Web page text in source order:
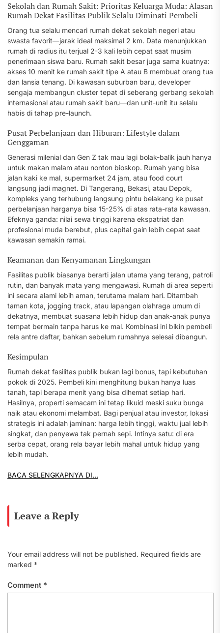
Sekolah dan Rumah Sakit: Prioritas Keluarga Muda: Alasan
Rumah Dekat Fasilitas Publik Selalu Diminati Pembeli
Orang tua selalu mencari rumah dekat sekolah negeri atau
swasta favorit—jarak ideal maksimal 2 km. Data menunjukkan
rumah di radius itu terjual 2-3 kali lebih cepat saat musim
penerimaan siswa baru. Rumah sakit besar juga sama kuatnya:
akses 10 menit ke rumah sakit tipe A atau B membuat orang tua
dan lansia tenang. Di kawasan suburban baru, developer
sengaja membangun cluster tepat di seberang gerbang sekolah
internasional atau rumah sakit baru—dan unit-unit itu selalu
habis di tahap pre-launch.
Pusat Perbelanjaan dan Hiburan: Lifestyle dalam
Genggaman
Generasi milenial dan Gen Z tak mau lagi bolak-balik jauh hanya
untuk makan malam atau nonton bioskop. Rumah yang bisa
jalan kaki ke mal, supermarket 24 jam, atau food court
langsung jadi magnet. Di Tangerang, Bekasi, atau Depok,
kompleks yang terhubung langsung pintu belakang ke pusat
perbelanjaan harganya bisa 15-25% di atas rata-rata kawasan.
Efeknya ganda: nilai sewa tinggi karena ekspatriat dan
profesional muda berebut, plus capital gain lebih cepat saat
kawasan semakin ramai.
Keamanan dan Kenyamanan Lingkungan
Fasilitas publik biasanya berarti jalan utama yang terang, patroli
rutin, dan banyak mata yang mengawasi. Rumah di area seperti
ini secara alami lebih aman, terutama malam hari. Ditambah
taman kota, jogging track, atau lapangan olahraga umum di
dekatnya, membuat suasana lebih hidup dan anak-anak punya
tempat bermain tanpa harus ke mal. Kombinasi ini bikin pembeli
rela antre daftar, bahkan sebelum rumahnya selesai dibangun.
Kesimpulan
Rumah dekat fasilitas publik bukan lagi bonus, tapi kebutuhan
pokok di 2025. Pembeli kini menghitung bukan hanya luas
tanah, tapi berapa menit yang bisa dihemat setiap hari.
Hasilnya, properti semacam ini tetap likuid meski suku bunga
naik atau ekonomi melambat. Bagi penjual atau investor, lokasi
strategis ini adalah jaminan: harga lebih tinggi, waktu jual lebih
singkat, dan penyewa tak pernah sepi. Intinya satu: di era
serba cepat, orang rela bayar lebih mahal untuk hidup yang
lebih mudah.
BACA SELENGKAPNYA DI…
Leave a Reply
Your email address will not be published. Required fields are
marked *
Comment *